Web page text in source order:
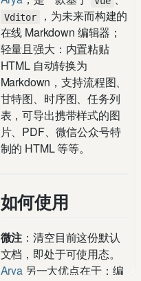
Vditor
，为未来而构建的
在线 Markdown 编辑器；
轻量且强大：内置粘贴
HTML 自动转换为
Markdown，支持流程图、
甘特图、时序图、任务列
表，可导出携带样式的图
片、PDF、微信公众号特
制的 HTML 等等。
如何使用
微注 ：清空目前这份默认
文档，即处于可使用态。
Arya另一大优点在于：编